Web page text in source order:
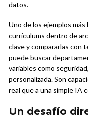
datos.
Uno de los ejemplos más
currículums dentro de
clave y compararlas con
puede buscar
variables como
personalizada. Son
real que a una simple IA
Un desafío